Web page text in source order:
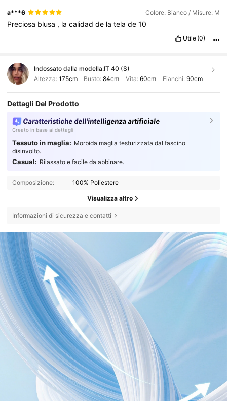
a***6 Colore: Bianco / Misure: M
Preciosa blusa , lacalidadde latelade10
Utile (0)
Indossato dalla modella:IT 40 (S)
Altezza: 175cm Busto:84cm Vita: 60cm Fianchi: 90cm
Dettagli Del Prodotto
Caratteristiche dell'intelligenza artificiale
Creato in base ai dettagli
Tessuto in maglia: Morbida maglia testurizzata dal fascino
disinvolto.
Casual: Rilassato e facile da abbinare.
Composizione: 100% Poliestere
Visualizza altro
Informazioni di sicurezza e contatti